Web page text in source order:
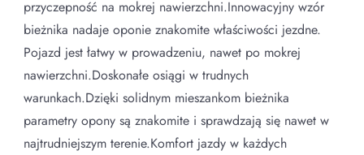
przyczepność na mokrej nawierzchni.Innowacyjny wzór
bieżnika nadaje oponie znakomite właściwości jezdne.
Pojazd jest łatwy w prowadzeniu, nawet po mokrej
nawierzchni.Doskonałe osiągi w trudnych
warunkach.Dzięki solidnym mieszankom bieżnika
parametry opony są znakomite i sprawdzają się nawet w
najtrudniejszym terenie.Komfort jazdy w każdych